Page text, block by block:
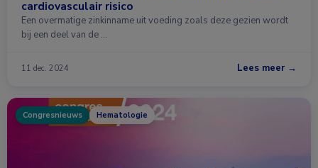
cardiovasculair risico
Een overmatige zinkinname uit voeding zoals deze gezien wordt
bij een deel van de …
11 dec. 2024 Lees meer →
Congresnieuws Hematologie